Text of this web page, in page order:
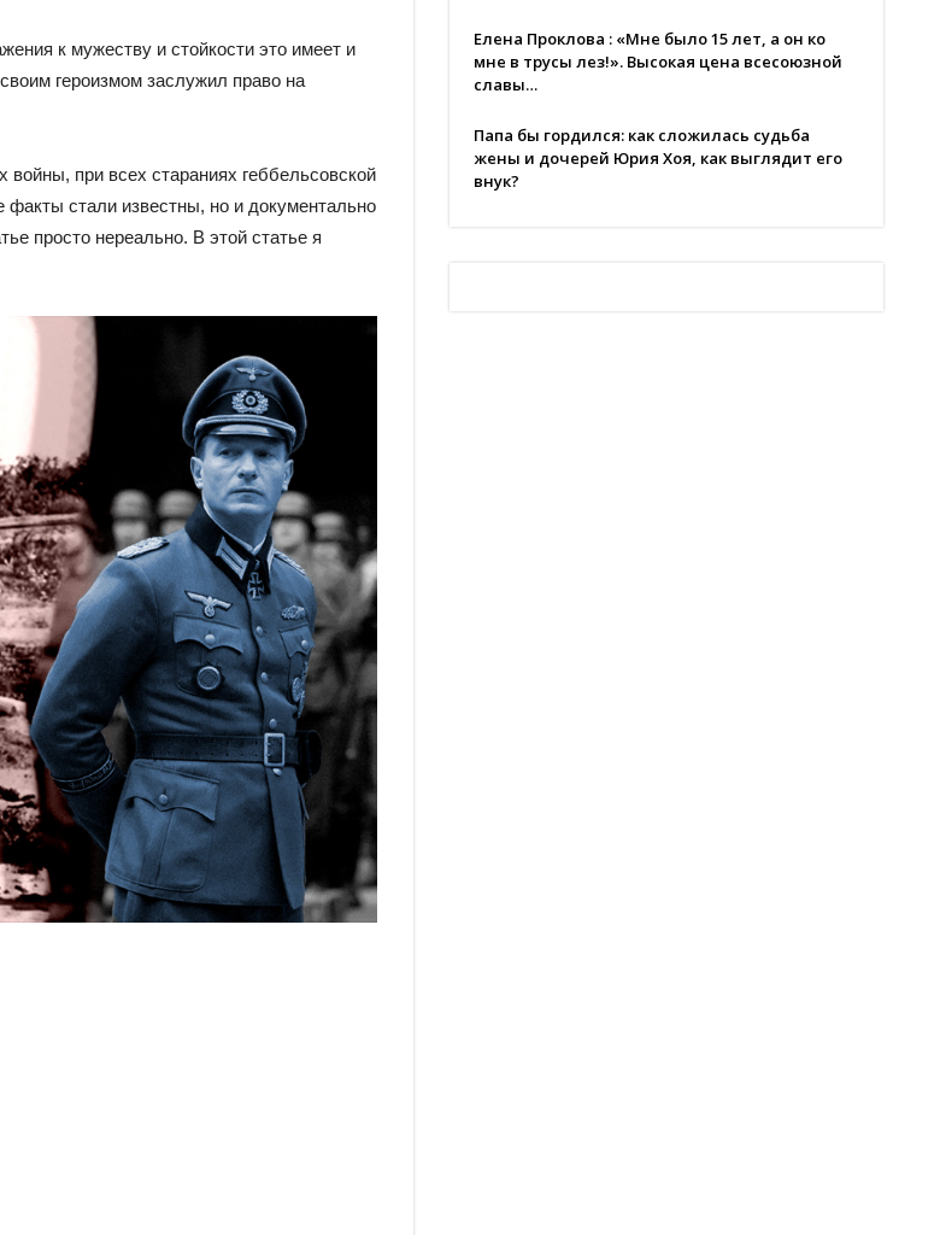
к мужеству и стойкости это имеет и
героизмом заслужил право на
при всех стараниях геббельсовской
стали известны, но и документально
просто нереально. В этой статье я
Елена Проклова : «Мне было 15 лет, а он ко
мне в трусы лез!». Высокая цена всесоюзной
славы…
Папа бы гордился: как сложилась судьба
жены и дочерей Юрия Хоя, как выглядит его
внук?